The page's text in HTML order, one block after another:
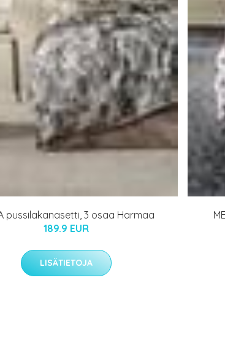
pussilakanasetti, 3 osaa Harmaa
189.9 EUR
LISÄTIETOJA